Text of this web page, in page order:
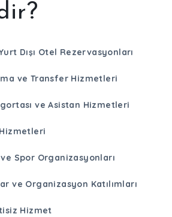
Dışı Otel Rezervasyonları
ve Transfer Hizmetleri
ve Asistan Hizmetleri
Spor Organizasyonları
ve Organizasyon Katılımları
Hizmet